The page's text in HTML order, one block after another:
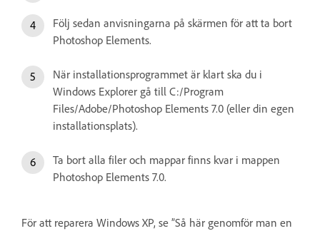
Följ sedan anvisningarna på skärmen för att ta bort
Photoshop Elements.
När installationsprogrammet är klart ska du i
Windows Explorer gå till C:/Program
Files/Adobe/Photoshop Elements 7.0 (eller din egen
installationsplats).
Ta bort alla filer och mappar finns kvar i mappen
Photoshop Elements 7.0.
För att reparera Windows XP, se ”Så här genomför man en